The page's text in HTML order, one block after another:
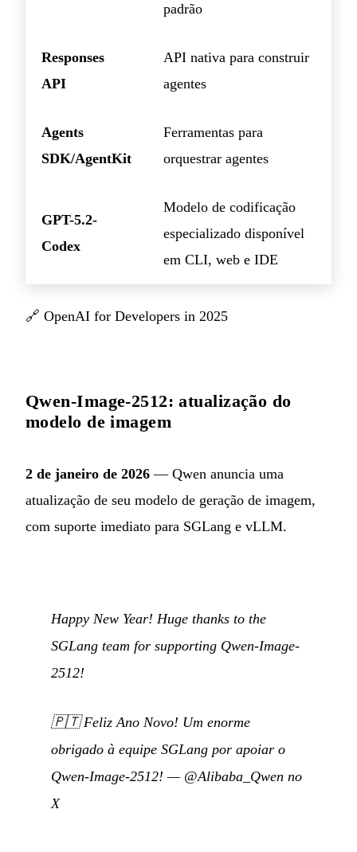
padrão
Responses
API
API nativa para construir
agentes
Agents
SDK/AgentKit
Ferramentas para
orquestrar agentes
GPT-5.2-
Codex
Modelo de codificação
especializado disponível
em CLI, web e IDE
🔗 OpenAI for Developers in 2025
Qwen-Image-2512: atualização do
modelo de imagem
2 de janeiro de 2026 — Qwen anuncia uma
atualização de seu modelo de geração de imagem,
com suporte imediato para SGLang e vLLM.
Happy New Year! Huge thanks to the
SGLang team for supporting Qwen-Image-
2512!
🇵🇹Feliz Ano Novo! Um enorme
obrigado à equipe SGLang por apoiar o
Qwen-Image-2512! — @Alibaba_Qwen no
X